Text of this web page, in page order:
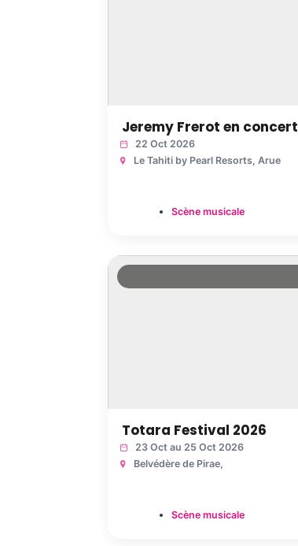
Jeremy Frerot en concert
22 Oct 2026
Le Tahiti by Pearl Resorts, Arue
Scène musicale
Totara Festival 2026
23 Oct au 25 Oct 2026
Belvédère de Pirae,
Scène musicale